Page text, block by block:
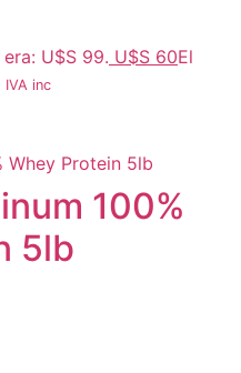
U$S 99. U$S 60El
IVA inc
100%
5lb